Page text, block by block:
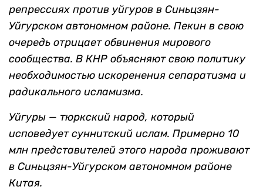
репрессиях против уйгуров в Синьцзян-
Уйгурском автономном районе. Пекин в свою
очередь отрицает обвинения мирового
сообщества. В КНР объясняют свою политику
необходимостью искоренения сепаратизма и
радикального исламизма.
Уйгуры — тюркский народ, который
исповедует суннитский ислам. Примерно 10
млн представителей этого народа проживают
в Синьцзян-Уйгурском автономном районе
Китая.